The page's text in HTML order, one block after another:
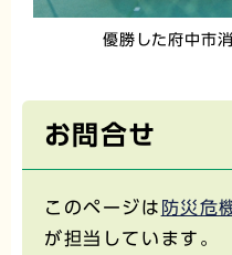
優勝した府中市
お問合せ
このページは 防災危
が担当しています。